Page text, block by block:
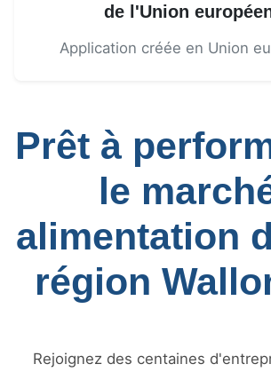
de l'Union
Application créée en Union
Prêt à
le
alimentation
région
Rejoignez des centaines